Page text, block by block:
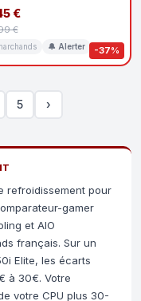
-37%
€
€
🔔 Alerter
5 ›
refroidissement pour
gamer
et AIO
français. Sur un
Elite, les écarts
à 30€. Votre
votre CPU plus 30-